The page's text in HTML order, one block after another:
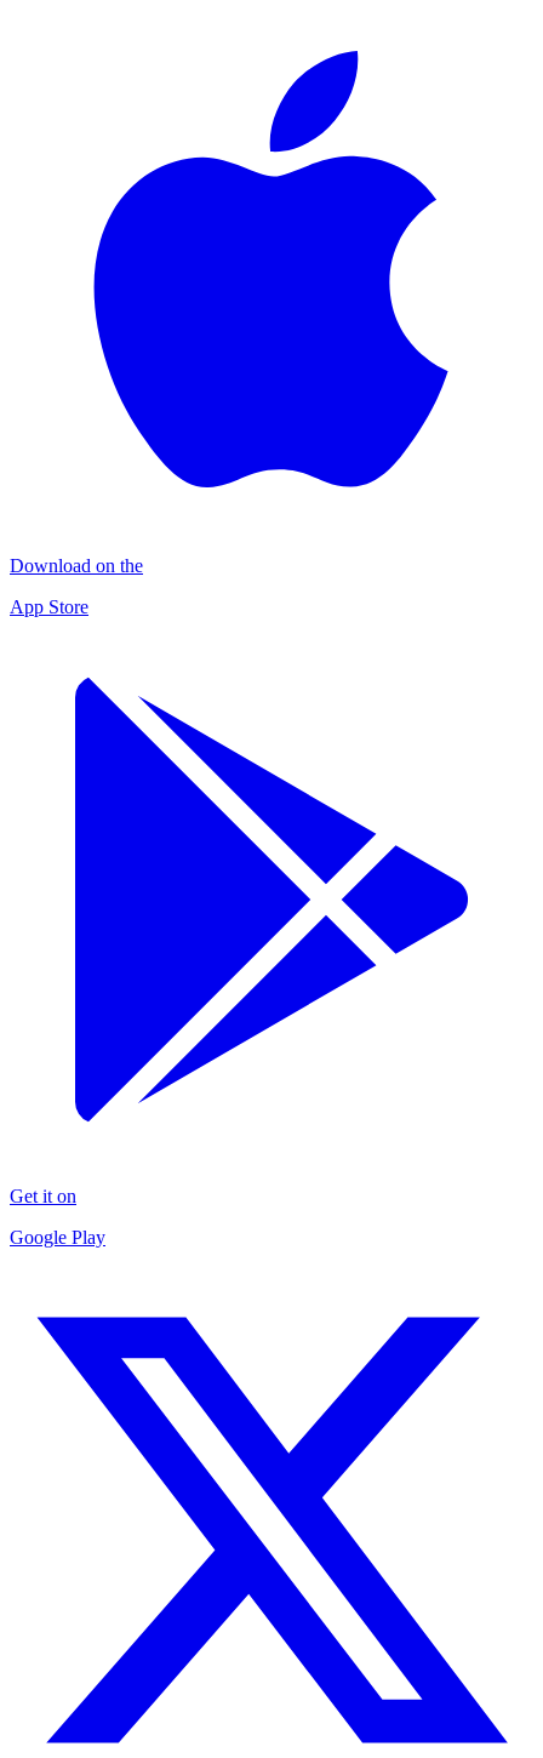
Download on the
App Store
Get it on
Google Play